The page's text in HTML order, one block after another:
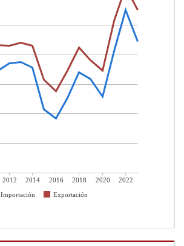
2012 2014 2016 2018 2020
2022
Importación
Exportación